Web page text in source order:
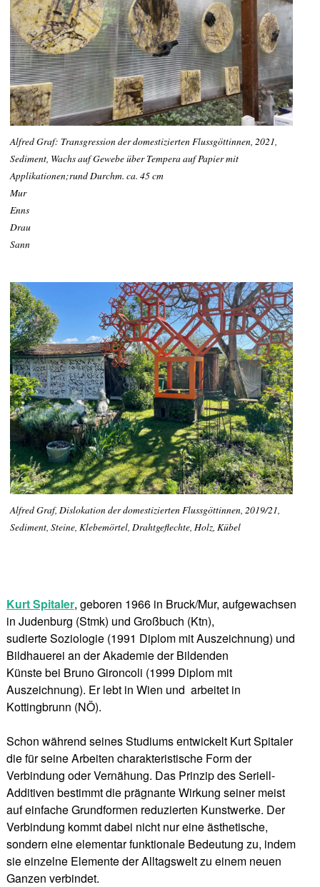
Alfred Graf: Transgression der domestizierten Flussgöttinnen, 2021,
Sediment, Wachs auf Gewebe über Tempera auf Papier mit
Applikationen;rund Durchm. ca. 45 cm
Mur
Enns
Drau
Sann
Alfred Graf, Dislokation der domestizierten Flussgöttinnen, 2019/21,
Sediment, Steine, Klebemörtel, Drahtgeflechte, Holz, Kübel
Kurt Spitaler, geboren 1966 in Bruck/Mur, aufgewachsen
in Judenburg (Stmk) und Großbuch (Ktn),
sudierte Soziologie (1991 Diplom mit Auszeichnung) und
Bildhauerei an der Akademie der Bildenden
Künste bei Bruno Gironcoli (1999 Diplom mit
Auszeichnung). Er lebt in Wien und arbeitet in
Kottingbrunn (NÖ).
Schon während seines Studiums entwickelt Kurt Spitaler
die für seine Arbeiten charakteristische Form der
Verbindung oder Vernähung. Das Prinzip des Seriell-
Additiven bestimmt die prägnante Wirkung seiner meist
auf einfache Grundformen reduzierten Kunstwerke. Der
Verbindung kommt dabei nicht nur eine ästhetische,
sondern eine elementar funktionale Bedeutung zu, indem
sie einzelne Elemente der Alltagswelt zu einem neuen
Ganzen verbindet.